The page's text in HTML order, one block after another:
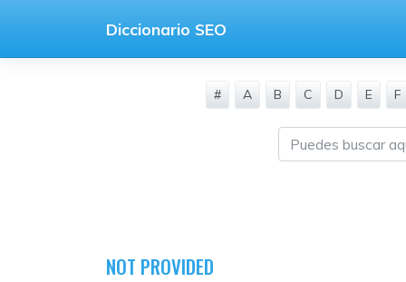
contenido
Diccionario SEO
# A B C D E F
NOT PROVIDED